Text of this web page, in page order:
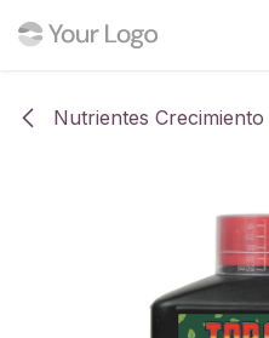
Nutrientes Crecimiento